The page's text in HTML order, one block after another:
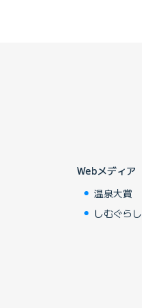
Webメディア
温泉大賞
しむぐらし